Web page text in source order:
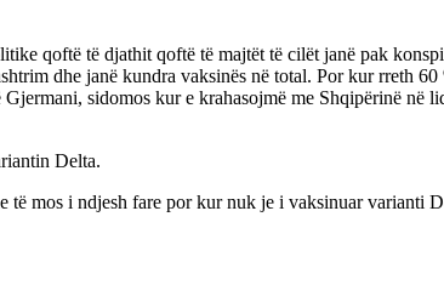
qoftë të djathit qoftë të majtët të cilët janë pak
dhe janë kundra vaksinës në total. Por kur rreth
sidomos kur e krahasojmë me Shqipërinë në
Delta.
mos i ndjesh fare por kur nuk je i vaksinuar varianti